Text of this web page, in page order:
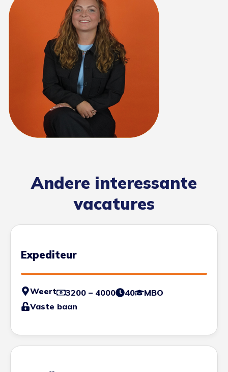
Andere interessante
vacatures
Expediteur
Weert 3200 – 4000 40
MBO
Vaste baan